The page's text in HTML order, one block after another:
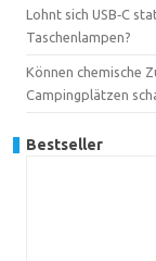
Lohnt sich USB‑C
Taschenlampen?
Können chemische
Campingplätzen
Bestseller